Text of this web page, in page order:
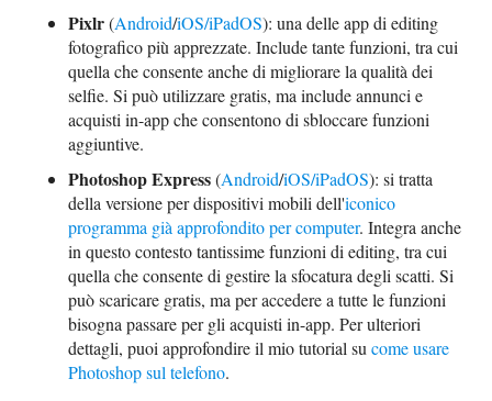
Pixlr(Android/iOS/iPadOS): una delle app di editing
fotografico più apprezzate. Include tante funzioni, tra cui
quella che consente anche di migliorare la qualità dei
selfie. Si può utilizzare gratis, ma include annunci e
acquisti in-app che consentono di sbloccare funzioni
aggiuntive.
Photoshop Express(Android/iOS/iPadOS): si tratta
della versione per dispositivi mobili dell'iconico
programma già approfondito per computer. Integra anche
in questo contesto tantissime funzioni di editing, tra cui
quella che consente di gestire la sfocatura degli scatti. Si
può scaricare gratis, ma per accedere a tutte le funzioni
bisogna passare per gli acquisti in-app. Per ulteriori
dettagli, puoi approfondire il mio tutorial sucome usare
Photoshop sul telefono.